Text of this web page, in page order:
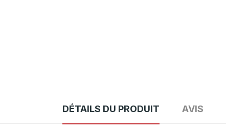
DÉTAILS DU PRODUIT AVIS